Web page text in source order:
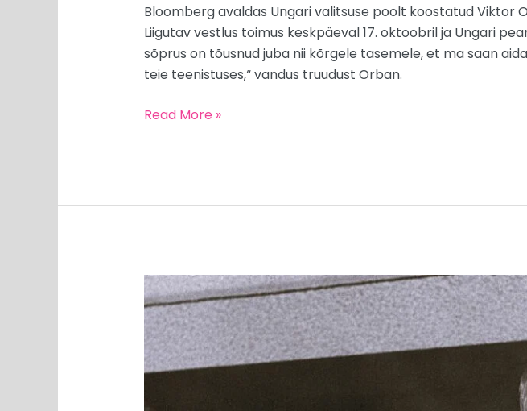
Bloomberg avaldas Ungari valitsuse poolt koostatud Viktor
Liigutav vestlus toimus keskpäeval 17. oktoobril ja Ungari
sõprus on tõusnud juba nii kõrgele tasemele, et ma saan
teie teenistuses,“ vandus truudust Orban.
Read More »
Jaanus
Nõgisto
70,
elagu
Eesti!